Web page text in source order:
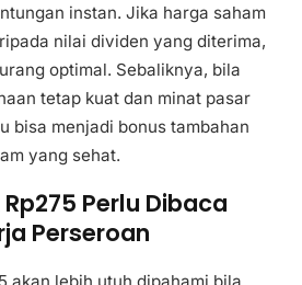
instan. Jika harga saham
nilai dividen yang diterima,
optimal. Sebaliknya, bila
tetap kuat dan minat pasar
bisa menjadi bonus tambahan
yang sehat.
Perlu Dibaca
Perseroan
akan lebih utuh dipahami bila